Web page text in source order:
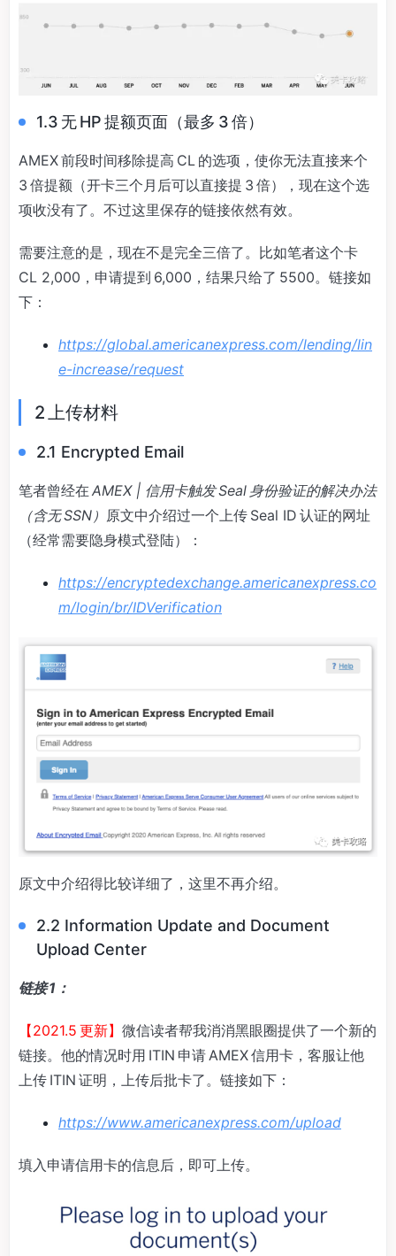
1.3 无 HP 提额页面（最多 3 倍）
AMEX 前段时间移除提高 CL 的选项，使你无法直接来个
3 倍提额（开卡三个月后可以直接提 3 倍），现在这个选
项收没有了。不过这里保存的链接依然有效。
需要注意的是，现在不是完全三倍了。比如笔者这个卡
CL 2,000，申请提到 6,000，结果只给了 5500。链接如
下：
https://global.americanexpress.com/lending/lin
e-increase/request
2 上传材料
2.1 Encrypted Email
笔者曾经在 AMEX | 信用卡触发 Seal 身份验证的解决办法
（含无 SSN） 原文中介绍过一个上传 Seal ID 认证的网址
（经常需要隐身模式登陆）：
https://encryptedexchange.americanexpress.co
m/login/br/IDVerification
原文中介绍得比较详细了，这里不再介绍。
2.2️ Information Update and Document
Upload Center
链接 1：
【2021.5 更新】 微信读者帮我消消黑眼圈提供了一个新的
链接。他的情况时用 ITIN 申请 AMEX 信用卡，客服让他
上传 ITIN 证明，上传后批卡了。链接如下：
https://www.americanexpress.com/upload
填入申请信用卡的信息后，即可上传。